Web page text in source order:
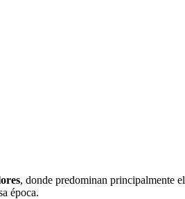
, donde predominan principalmente el
época.